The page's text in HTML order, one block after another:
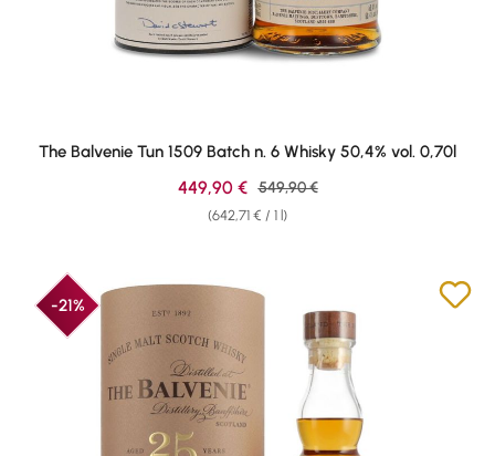
The Balvenie Tun 1509 Batch n. 6 Whisky 50,4% vol. 0,70l
(642,71 € / 1 l)
Sale price:
449,90 € Regular price:
549,90 €
-21%